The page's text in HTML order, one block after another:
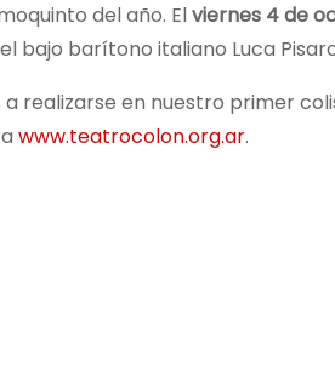
del año. Elviernes 4 de
bajo barítono italiano Luca
realizarse en nuestro primer
www.teatrocolon.org.ar.